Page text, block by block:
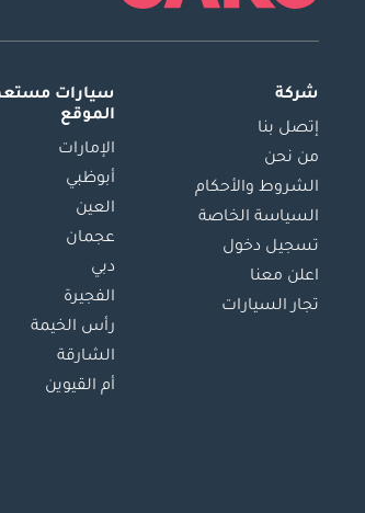
شركة
إتصل بنا
من نحن
الشروط والأحكام
السياسة الخاصة
تسجيل دخول
اعلن معنا
تجار السيارات
سيارات
الموقع
الإمارات
أبوظبي
العين
عجمان
دبي
الفجيرة
رأس الخيمة
الشارقة
أم القيوين